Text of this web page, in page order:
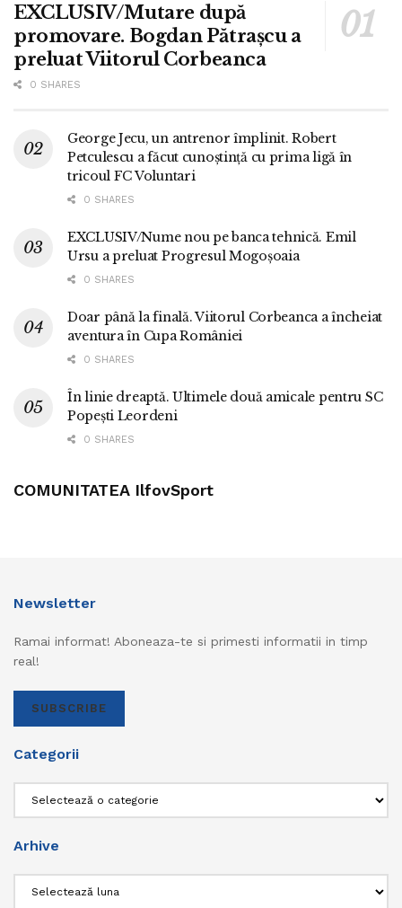
EXCLUSIV/Mutare după
promovare. Bogdan Pătrașcu a
preluat Viitorul Corbeanca
0 SHARES
George Jecu, un antrenor împlinit. Robert
Petculescu a făcut cunoștință cu prima ligă în
tricoul FC Voluntari
0 SHARES
EXCLUSIV/Nume nou pe banca tehnică. Emil
Ursu a preluat Progresul Mogoșoaia
0 SHARES
Doar până la finală. Viitorul Corbeanca a încheiat
aventura în Cupa României
0 SHARES
În linie dreaptă. Ultimele două amicale pentru SC
Popești Leordeni
0 SHARES
COMUNITATEA IlfovSport
Newsletter
Ramai informat! Aboneaza-te si primesti informatii in timp
real!
SUBSCRIBE
Categorii
Arhive